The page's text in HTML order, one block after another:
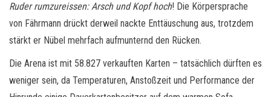
Ruder rumzureissen: Arsch und Kopf hoch! Die Körpersprache
von Fährmann drückt derweil nackte Enttäuschung aus, trotzdem
stärkt er Nübel mehrfach aufmunternd den Rücken.
Die Arena ist mit 58.827 verkauften Karten – tatsächlich dürften es
weniger sein, da Temperaturen, Anstoßzeit und Performance der